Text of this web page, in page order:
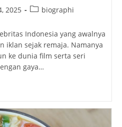
2025
Postbiographi
Indonesia yang awalnya
iklan sejak remaja. Namanya
ke dunia film serta seri
gaya…